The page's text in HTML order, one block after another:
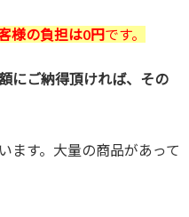
様の負担は0円です。
にご納得頂ければ、その
ます。大量の商品があって